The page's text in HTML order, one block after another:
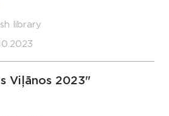
library
Viļānos 2023"